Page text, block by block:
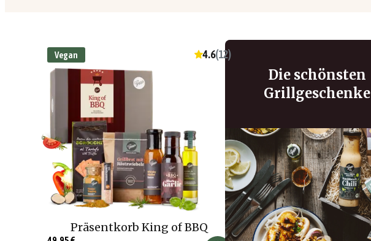
Vegan 4.6(12)
Präsentkorb King of BBQ
Die schönsten
Grillgeschenke